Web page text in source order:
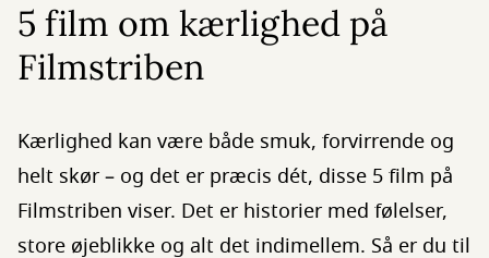
5 film om kærlighed på
Filmstriben
Kærlighed kan være både smuk, forvirrende og
helt skør – og det er præcis dét, disse 5 film på
Filmstriben viser. Det er historier med følelser,
store øjeblikke og alt det indimellem. Så er du til